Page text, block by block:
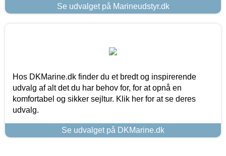
Se udvalget på Marineudstyr.dk
Hos DKMarine.dk finder du et bredt og inspirerende
udvalg af alt det du har behov for, for at opnå en
komfortabel og sikker sejltur. Klik her for at se deres
udvalg.
Se udvalget på DKMarine.dk